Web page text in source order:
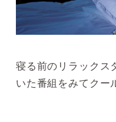
寝る前のリラックス
いた番組をみてクー